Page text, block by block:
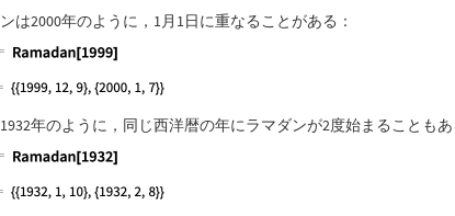
は2000年のように，1月1日に重なることがある：
Language code:Ramadan[1999]
年のように，同じ西洋暦の年にラマダンが2度始まることも
Language code:Ramadan[1932]